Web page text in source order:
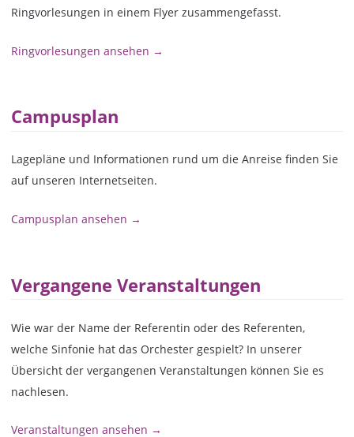
Ringvorlesungen in einem Flyer zusammengefasst.
Ringvorlesungen ansehen →
Campusplan
Lagepläne und Informationen rund um die Anreise finden Sie
auf unseren Internetseiten.
Campusplan ansehen →
Vergangene Veranstaltungen
Wie war der Name der Referentin oder des Referenten,
welche Sinfonie hat das Orchester gespielt? In unserer
Übersicht der vergangenen Veranstaltungen können Sie es
nachlesen.
Veranstaltungen ansehen →